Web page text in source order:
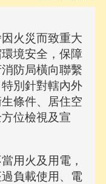
火災而致重大
境安全，保障
防局橫向聯繫
別針對轄內外
條件、居住空
位檢視及宣
用火及用電，
負載使用、電